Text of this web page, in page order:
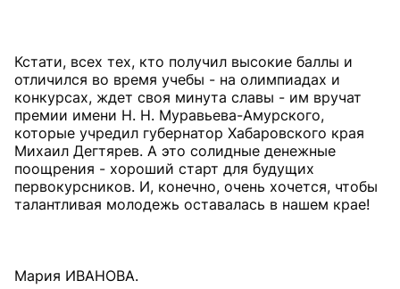
Кстати, всех тех, кто получил высокие баллы и
отличился во время учебы - на олимпиадах и
конкурсах, ждет своя минута славы - им вручат
премии имени Н. Н. Муравьева-Амурского,
которые учредил губернатор Хабаровского края
Михаил Дегтярев. А это солидные денежные
поощрения - хороший старт для будущих
первокурсников. И, конечно, очень хочется, чтобы
талантливая молодежь оставалась в нашем крае!
Мария ИВАНОВА.